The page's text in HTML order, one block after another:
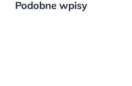
Podobne wpisy